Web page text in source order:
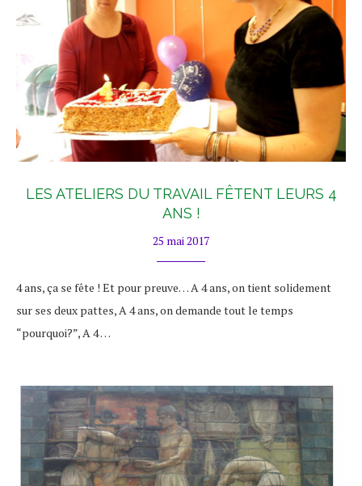
LES ATELIERS DU TRAVAIL FÊTENT LEURS 4
ANS !
25 mai 2017
4 ans, ça se fête ! Et pour preuve… A 4 ans, on tient solidement
sur ses deux pattes, A 4 ans, on demande tout le temps
“pourquoi?”, A 4 …